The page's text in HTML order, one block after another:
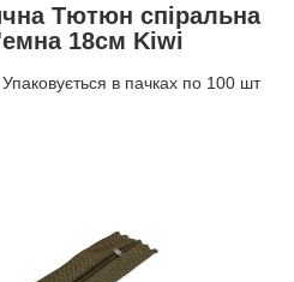
Тютюн спіральна
18см Kiwi
в пачках по 100 шт